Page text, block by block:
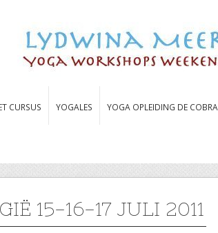
CURSUS YOGALES YOGA OPLEIDING DE COBRA
15-16-17 JULI 2011